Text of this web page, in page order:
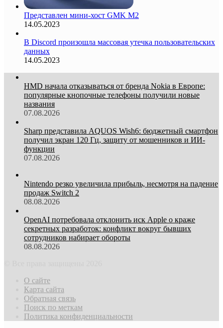
Представлен мини-хост GMK M2
14.05.2023
В Discord произошла массовая утечка пользовательских
данных
14.05.2023
HMD начала отказываться от бренда Nokia в Европе:
популярные кнопочные телефоны получили новые
названия
07.08.2026
Sharp представила AQUOS Wish6: бюджетный смартфон
получил экран 120 Гц, защиту от мошенников и ИИ-
функции
07.08.2026
Nintendo резко увеличила прибыль, несмотря на падение
продаж Switch 2
08.08.2026
OpenAI потребовала отклонить иск Apple о краже
секретных разработок: конфликт вокруг бывших
сотрудников набирает обороты
08.08.2026
О сайте
Карта сайта
Обратная связь
Поиск по меткам
Политика конфиденциальности